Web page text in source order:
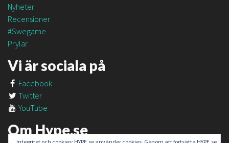
Nyheter
Recensioner
#Swegame
Prylar
Vi är sociala på
Facebook
Twitter
YouTube
Om Hype.se